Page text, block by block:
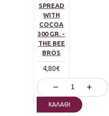
SPREAD
WITH
COCOA
300 GR. -
THE BEE
BROS
4,80€
− +
ΚΑΛΆΘΙ